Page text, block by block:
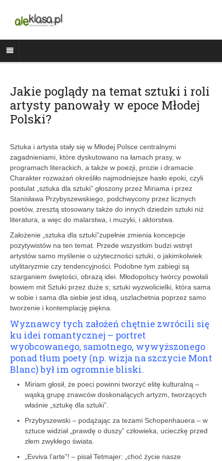
Jakie poglądy na temat sztuki i roli
artysty panowały w epoce Młodej
Polski?
Sztuka i artysta stały się w Młodej Polsce centralnymi
zagadnieniami, które dyskutowano na łamach prasy, w
programach literackich, a także w poezji, prozie i dramacie.
Charakter rozważań określiło najmodniejsze hasło epoki, czyli
postulat „sztuka dla sztuki” głoszony przez Miriama i przez
Stanisława Przybyszewskiego, podchwycony przez licznych
poetów, zresztą stosowany także do innych dziedzin sztuki niż
literatura, a więc do malarstwa, i muzyki, i aktorstwa.
Założenie „sztuka dla sztuki”zupełnie zmienia koncepcje
pozytywistów na ten temat. Przede wszystkim budzi wstręt
artystów samo myślenie o użyteczności sztuki, o jakimkolwiek
utylitaryzmie czy tendencyjności. Podobne tym zabiegi są
szarganiem świętości, obrazą idei. Młodopolscy twórcy powołali
bowiem mit Sztuki przez duże s; sztuki wyzwolicielki, która sama
w sobie i sama dla siebie jest ideą, uszlachetnia poprzez samo
tworzenie i kontemplację piękna.
Wyznawcy tych założeń chętnie zwrócili się
ku idei romantycznej – portret
wyobcowanego, samotnego, wywyższonego
ponad tłum poety (np. wizja na szczycie Mont
Blanc) był im ogromnie bliski.
Miriam głosił, że poeci powinni tworzyć elitę kulturalną –
wąską grupę znawców doskonalących artyzm, tworzących
właśnie „sztukę dla sztuki”.
Przybyszewski – podążając za tezami Schopenhauera – w
sztuce widział „prawdę o duszy” człowieka, ucieczkę przed
złem zwykłego świata.
„Evviva l’arte”! – pisał Tetmajer: „choć życie nasze